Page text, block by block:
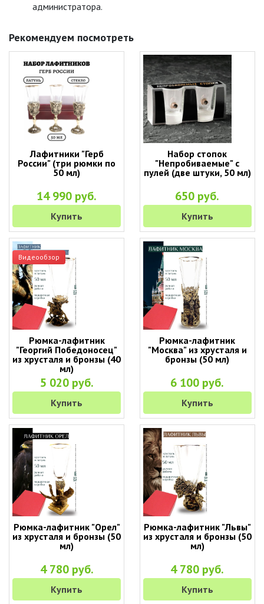
администратора.
Рекомендуем посмотреть
Лафитники "Герб
России" (три рюмки по
50 мл)
14 990 руб.
Купить
Набор стопок
"Непробиваемые" с
пулей (две штуки, 50 мл)
650 руб.
Купить
Видеообзор
Рюмка-лафитник
"Георгий Победоносец"
из хрусталя и бронзы (40
мл)
5 020 руб.
Купить
Рюмка-лафитник
"Москва" из хрусталя и
бронзы (50 мл)
6 100 руб.
Купить
Рюмка-лафитник "Орел"
из хрусталя и бронзы (50
мл)
4 780 руб.
Купить
Рюмка-лафитник "Львы"
из хрусталя и бронзы (50
мл)
4 780 руб.
Купить